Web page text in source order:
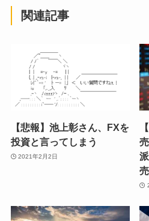
関連記事
【悲報】池上彰さん、FXを
投資と言ってしまう
2021年2月2日